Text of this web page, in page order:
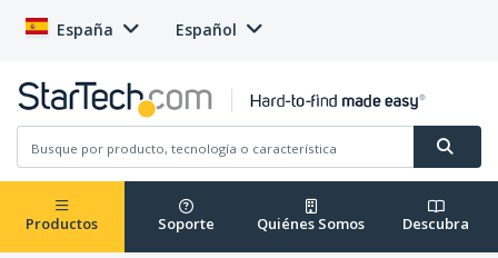
España Español
Productos Soporte Quiénes Somos Descubra